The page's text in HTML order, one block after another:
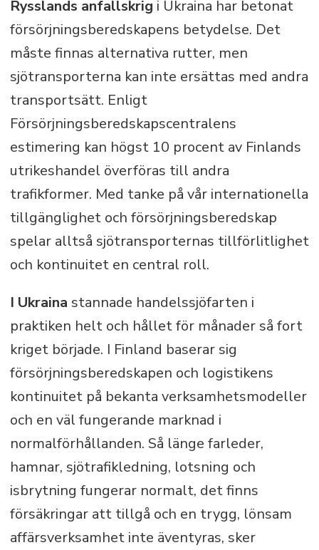
Rysslands anfallskrig i Ukraina har betonat
försörjningsberedskapens betydelse. Det
måste finnas alternativa rutter, men
sjötransporterna kan inte ersättas med andra
transportsätt. Enligt
Försörjningsberedskapscentralens
estimering kan högst 10 procent av Finlands
utrikeshandel överföras till andra
trafikformer. Med tanke på vår internationella
tillgänglighet och försörjningsberedskap
spelar alltså sjötransporternas tillförlitlighet
och kontinuitet en central roll.
I Ukraina stannade handelssjöfarten i
praktiken helt och hållet för månader så fort
kriget började. I Finland baserar sig
försörjningsberedskapen och logistikens
kontinuitet på bekanta verksamhetsmodeller
och en väl fungerande marknad i
normalförhållanden. Så länge farleder,
hamnar, sjötrafikledning, lotsning och
isbrytning fungerar normalt, det finns
försäkringar att tillgå och en trygg, lönsam
affärsverksamhet inte äventyras, sker